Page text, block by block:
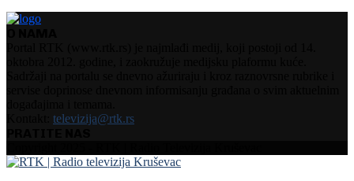
televizija@rtk.rs